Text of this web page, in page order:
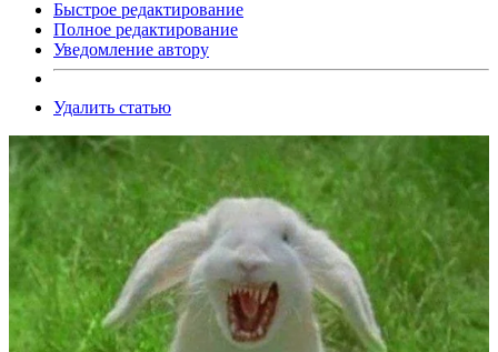
Быстрое редактирование
Полное редактирование
Уведомление автору
Удалить статью